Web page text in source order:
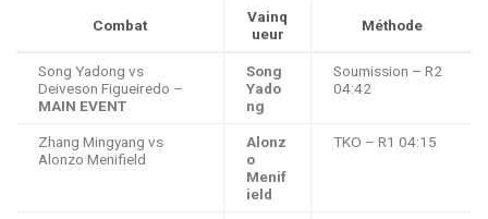
Combat
Vainq
ueur
Méthode
Song Yadong vs
Deiveson Figueiredo –
MAIN EVENT
Song
Yado
ng
Soumission – R2
04:42
Zhang Mingyang vs
Alonzo Menifield
Alonz
o
Menif
ield
TKO – R1 04:15